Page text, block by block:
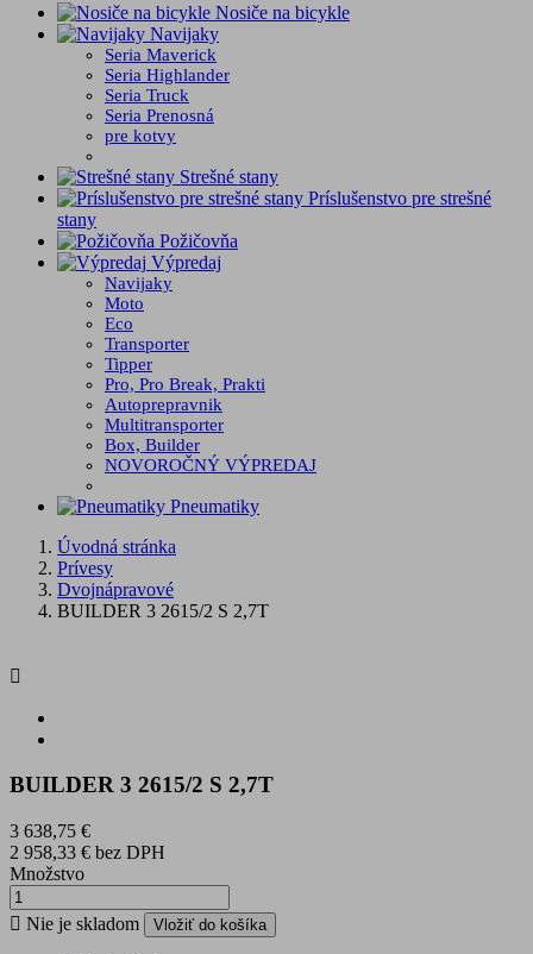
Nosiče na bicykle
Navijaky
Seria Maverick
Seria Highlander
Seria Truck
Seria Prenosná
pre kotvy
Strešné stany
Príslušenstvo pre strešné
stany
Požičovňa
Výpredaj
Navijaky
Moto
Eco
Transporter
Tipper
Pro, Pro Break, Prakti
Autoprepravnik
Multitransporter
Box, Builder
NOVOROČNÝ VÝPREDAJ
Pneumatiky
Úvodná stránka
Prívesy
Dvojnápravové
BUILDER 3 2615/2 S 2,7T

BUILDER 3 2615/2 S 2,7T
3 638,75 €
2 958,33 € bez DPH
Množstvo
 Nie je skladom Vložiť do košíka